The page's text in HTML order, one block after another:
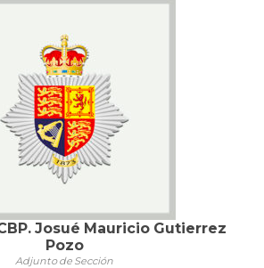
Josué Mauricio Gutierrez
Pozo
Adjunto de Sección